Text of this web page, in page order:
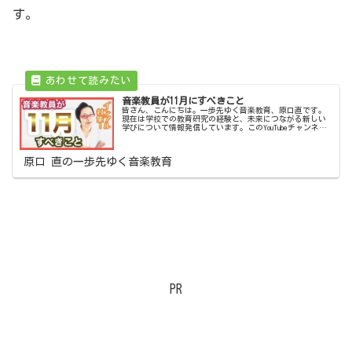
す。
音楽教員が11月にすべきこと
皆さん、こんにちは。一歩先ゆく音楽教育、原口直です。
現在は学校での教育研究の経験と、未来につながる新しい
学びについて情報発信しています。このYouTubeチャンネル
原口 直の一歩先ゆく音楽教育
PR